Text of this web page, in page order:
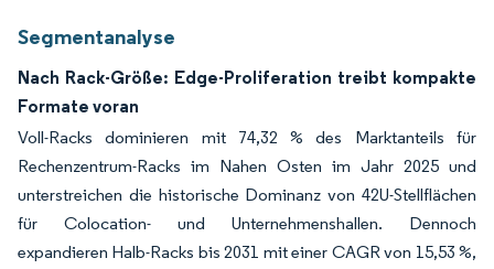
Segmentanalyse
Nach Rack-Größe: Edge-Proliferation treibt kompakte
Formate voran
Voll-Racks dominieren mit 74,32 % des Marktanteils für
Rechenzentrum-Racks im Nahen Osten im Jahr 2025 und
unterstreichen die historische Dominanz von 42U-Stellflächen
für Colocation- und Unternehmenshallen. Dennoch
expandieren Halb-Racks bis 2031 mit einer CAGR von 15,53 %,